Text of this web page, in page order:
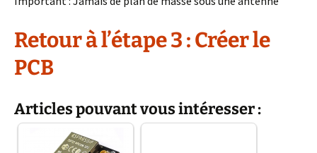
Retour à l’étape 3 : Créer le
PCB
Articles pouvant vous intéresser :